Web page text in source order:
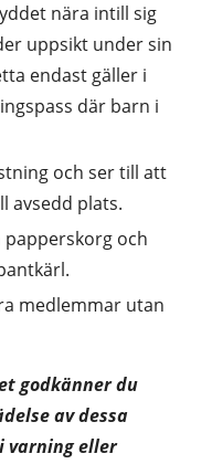
nära intill sig
uppsikt under sin
endast gäller i
där barn i
och ser till att
avsedd plats.
och
medlemmar utan
godkänner du
av dessa
varning eller